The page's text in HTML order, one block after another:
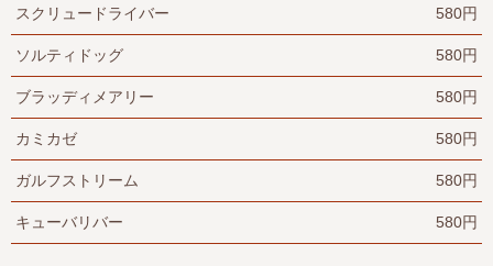
スクリュードライバー 580円
ソルティドッグ 580円
ブラッディメアリー 580円
カミカゼ 580円
ガルフストリーム 580円
キューバリバー 580円